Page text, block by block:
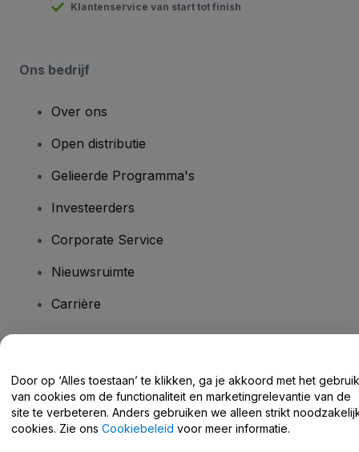
Klantenservice van start tot finish
Ons bedrijf
Over ons
Open distributie
Gelieerde Programma's
Investeerders
Corporate Service
Nieuwsruimte
Carrière
Helpcentrum / Neem Contact Met Ons Op
Door op ‘Alles toestaan’ te klikken, ga je akkoord met het gebruik
van cookies om de functionaliteit en marketingrelevantie van de
site te verbeteren. Anders gebruiken we alleen strikt
cookies. Zie ons Cookiebeleid voor meer informatie.